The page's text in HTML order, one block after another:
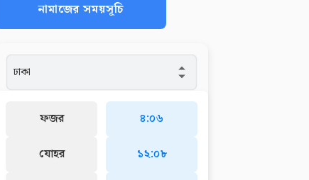
নামাজের সময়সূচি
ফজর
যোহর
৪:০৬
১২:০৮